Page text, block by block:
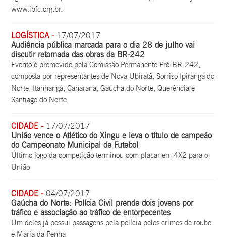
www.ibfc.org.br.
LOGÍSTICA - 17/07/2017
Audiência pública marcada para o dia 28 de julho vai
discutir retomada das obras da BR-242
Evento é promovido pela Comissão Permanente Pró-BR-242,
composta por representantes de Nova Ubiratã, Sorriso Ipiranga do
Norte, Itanhangá, Canarana, Gaúcha do Norte, Querência e
Santiago do Norte
CIDADE - 17/07/2017
União vence o Atlético do Xingu e leva o título de campeão
do Campeonato Municipal de Futebol
Último jogo da competição terminou com placar em 4X2 para o
União
CIDADE -04/07/2017
Gaúcha do Norte: Polícia Civil prende dois jovens por
tráfico e associação ao tráfico de entorpecentes
Um deles já possui passagens pela polícia pelos crimes de roubo
e Maria da Penha